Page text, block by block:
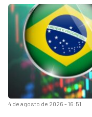
4 de agosto de 2026 - 16:51